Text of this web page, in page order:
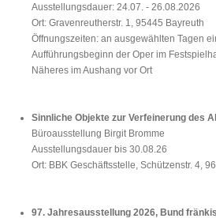
Ausstellungsdauer: 24.07. - 26.08.2026
Ort: Gravenreutherstr. 1, 95445 Bayreuth
Öffnungszeiten: an ausgewählten Tagen
Aufführungsbeginn der Oper im
Näheres im Aushang vor Ort
Sinnliche Objekte zur Verfeinerung des
Büroausstellung Birgit Bromme
Ausstellungsdauer bis 30.08.26
Ort: BBK Geschäftsstelle, Schützenstr. 4,
97. Jahresausstellung 2026, Bund